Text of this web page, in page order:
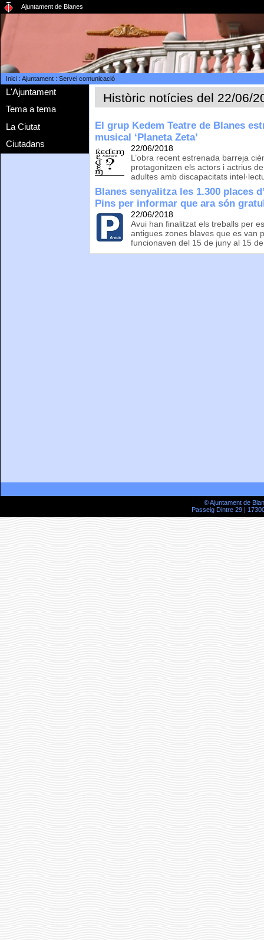
Ajuntament de Blanes
Inici: Ajuntament: Servei comunicació
L'Ajuntament
Tema a tema
La Ciutat
Ciutadans
Històric notícies del 22/06/
El grup Kedem Teatre de Blanes
musical ‘Planeta Zeta’
22/06/2018
L’obra recent estrenada barreja
protagonitzen els actors i actrius
adultes amb discapacitats
Blanes senyalitza les 1.300 places
Pins per informar que ara són
22/06/2018
Avui han finalitzat els treballs per
antigues zones blaves que es van
funcionaven del 15 de juny al 15
© Ajuntament de
Passeig Dintre 29 |